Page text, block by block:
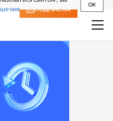
OK
ПОДПИСКА